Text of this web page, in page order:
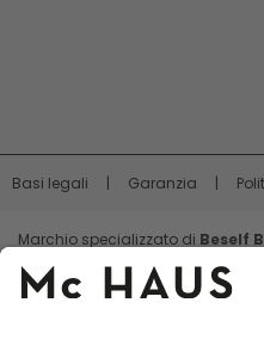
Basi legali Garanzia
Marchio specializzato di Beself